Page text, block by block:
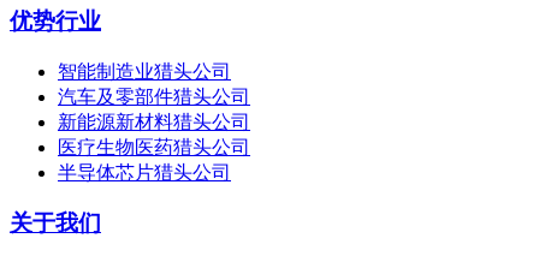
优势行业
智能制造业猎头公司
汽车及零部件猎头公司
新能源新材料猎头公司
医疗生物医药猎头公司
半导体芯片猎头公司
关于我们